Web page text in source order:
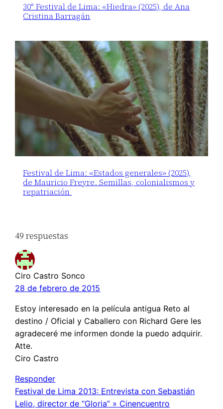
30° Festival de Lima: «Hiedra» (2025), de Ana
Cristina Barragán
Festival de Lima: «Estados generales» (2025),
de Mauricio Freyre. Semillas, colonialismos y
repatriación
49 respuestas
Ciro Castro Sonco
28 de febrero de 2015
Estoy interesado en la película antigua Reto al
destino / Oficial y Caballero con Richard Gere les
agradeceré me informen donde la puedo adquirir.
Atte.
Ciro Castro
Responder
Festival de Lima 2013: Entrevista con Sebastián
Lelio, director de “Gloria” » Cinencuentro